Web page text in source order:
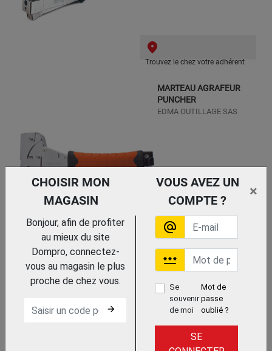
Trouvez le chez votre adhérent
MARTEAU AGRAFEUR
PUNCHER
EDMA OUTILLAGE SAS
Trouvez le chez votre
adhérent
MARTEAU AGRAFEUR
PROFESSIONNEL 6-10 MM RT-
Trouvez le chez votre adhérent
CHOISIR MON
MAGASIN
VOUS AVEZ UN
COMPTE ?
×
Bonjour, afin de profiter
au mieux du site
Dompro, connectez-
vous au magasin le plus
proche de chez vous.
arrow_forward
alternate_email
password
Se
souvenir
de moi
Mot de
passe
oublié ?
SE